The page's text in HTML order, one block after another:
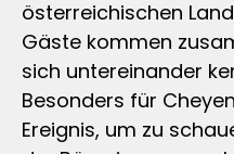
österreichischen
Gäste kommen
sich untereinander
Besonders für
Ereignis, um zu